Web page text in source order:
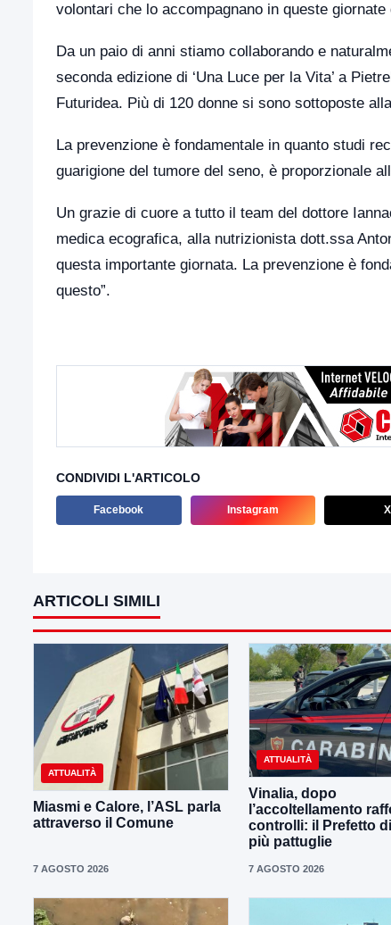
volontari che lo accompagnano in queste
Da un paio di anni stiamo collaborando e
seconda edizione di ‘Una Luce per la Vita’ a
Futuridea. Più di 120 donne si sono sottoposte
La prevenzione è fondamentale in quanto studi
guarigione del tumore del seno, è proporzionale
Un grazie di cuore a tutto il team del dottore
medica ecografica, alla nutrizionista dott.ssa
questa importante giornata. La prevenzione è
questo”.
CONDIVIDI L'ARTICOLO
Facebook Instagram X
ARTICOLI SIMILI
ATTUALITÀ
Miasmi e Calore, l’ASL parla
attraverso il Comune
7 AGOSTO 2026
ATTUALITÀ
Vinalia, dopo
l’accoltellamento
controlli: il Prefetto
più pattuglie
7 AGOSTO 2026